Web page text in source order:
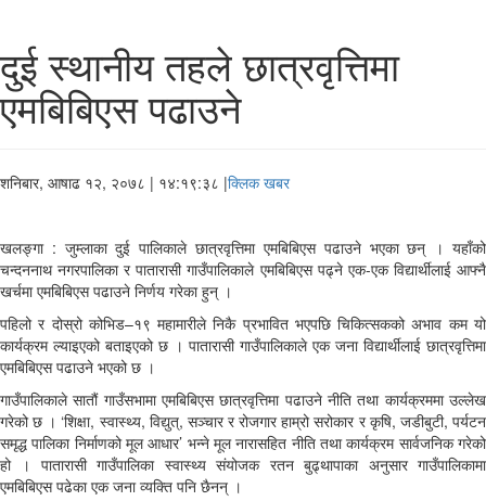
दुई स्थानीय तहले छात्रवृत्तिमा
एमबिबिएस पढाउने
शनिबार, आषाढ १२, २०७८ | १४:१९:३८ |क्लिक खबर
खलङ्गा : जुम्लाका दुई पालिकाले छात्रवृत्तिमा एमबिबिएस पढाउने भएका छन् । यहाँको
चन्दननाथ नगरपालिका र पातारासी गाउँपालिकाले एमबिबिएस पढ्ने एक-एक विद्यार्थीलाई आफ्नै
खर्चमा एमबिबिएस पढाउने निर्णय गरेका हुन् ।
पहिलो र दोस्रो कोभिड–१९ महामारीले निकै प्रभावित भएपछि चिकित्सकको अभाव कम यो
कार्यक्रम ल्याइएको बताइएको छ । पातारासी गाउँपालिकाले एक जना विद्यार्थीलाई छात्रवृत्तिमा
एमबिबिएस पढाउने भएको छ ।
गाउँपालिकाले सातौं गाउँसभामा एमबिबिएस छात्रवृत्तिमा पढाउने नीति तथा कार्यक्रममा उल्लेख
गरेको छ । ‘शिक्षा, स्वास्थ्य, विद्युत्, सञ्चार र रोजगार हाम्रो सरोकार र कृषि, जडीबुटी, पर्यटन
समृद्ध पालिका निर्माणको मूल आधार’ भन्ने मूल नारासहित नीति तथा कार्यक्रम सार्वजनिक गरेको
हो । पातारासी गाउँपालिका स्वास्थ्य संयोजक रतन बुढ्थापाका अनुसार गाउँपालिकामा
एमबिबिएस पढेका एक जना व्यक्ति पनि छैनन् ।